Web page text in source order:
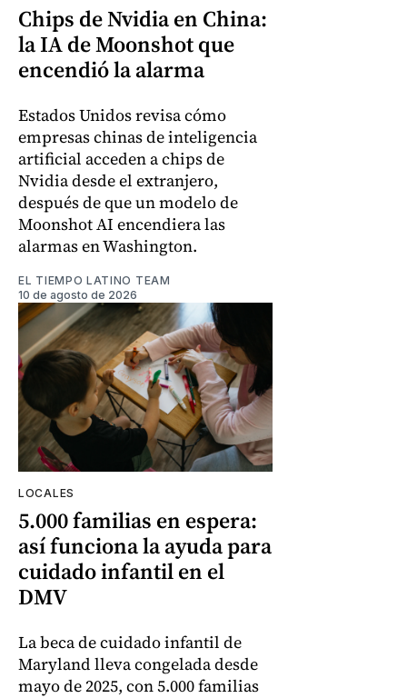
Chips de Nvidia en China:
la IA de Moonshot que
encendió la alarma
Estados Unidos revisa cómo
empresas chinas de inteligencia
artificial acceden a chips de
Nvidia desde el extranjero,
después de que un modelo de
Moonshot AI encendiera las
alarmas en Washington.
EL TIEMPO LATINO TEAM
10 de agosto de 2026
LOCALES
5.000 familias en espera:
así funciona la ayuda para
cuidado infantil en el
DMV
La beca de cuidado infantil de
Maryland lleva congelada desde
mayo de 2025, con 5.000 familias